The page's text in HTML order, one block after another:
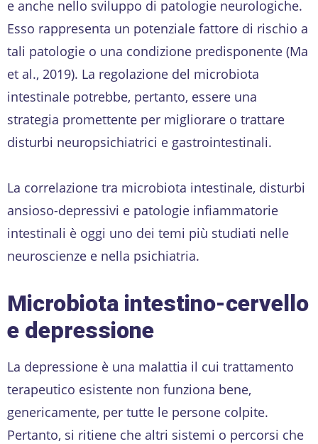
e anche nello sviluppo di patologie neurologiche.
Esso rappresenta un potenziale fattore di rischio a
tali patologie o una condizione predisponente (Ma
et al., 2019). La regolazione del microbiota
intestinale potrebbe, pertanto, essere una
strategia promettente per migliorare o trattare
disturbi neuropsichiatrici e gastrointestinali.
La correlazione tra microbiota intestinale, disturbi
ansioso-depressivi e patologie infiammatorie
intestinali è oggi uno dei temi più studiati nelle
neuroscienze e nella psichiatria.
Microbiota intestino-cervello
e depressione
La depressione è una malattia il cui trattamento
terapeutico esistente non funziona bene,
genericamente, per tutte le persone colpite.
Pertanto, si ritiene che altri sistemi o percorsi che